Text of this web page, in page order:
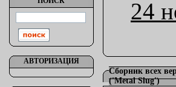
АВТОРИЗАЦИЯ
24
Сборник всех
('Metal Slug')